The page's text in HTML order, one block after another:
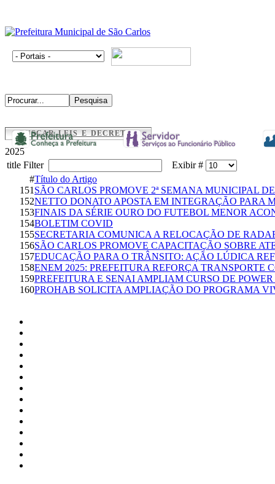
BUSCAR LEIS E DECRETOS
2025
title Filter
Exibir #
#Título do Artigo
151 SÃO CARLOS PROMOVE 2ª SEMANA MUNICIPAL
152NETTO DONATO APOSTA EM INTEGRAÇÃO PARA
153FINAIS DA SÉRIE OURO DO FUTEBOL MENOR
154BOLETIM COVID
155SECRETARIA COMUNICA A RELOCAÇÃO DE
156SÃO CARLOS PROMOVE CAPACITAÇÃO SOBRE
157EDUCAÇÃO PARA O TRÂNSITO: AÇÃO LÚDICA
158ENEM 2025: PREFEITURA REFORÇA
159PREFEITURA E SENAI AMPLIAM CURSO DE
160PROHAB SOLICITA AMPLIAÇÃO DO PROGRAMA